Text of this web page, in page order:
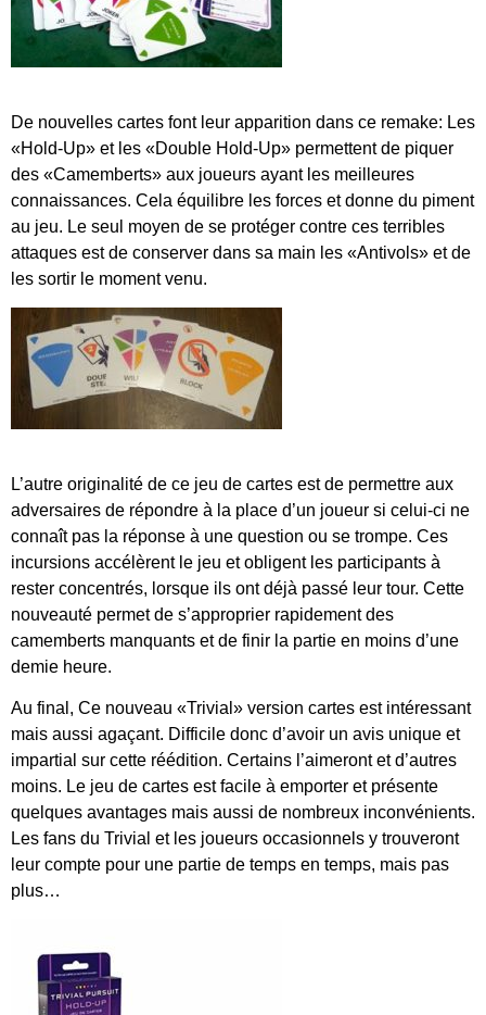
De nouvelles cartes font leur apparition dans ce remake: Les
«Hold-Up» et les «Double Hold-Up» permettent de piquer
des «Camemberts» aux joueurs ayant les meilleures
connaissances. Cela équilibre les forces et donne du piment
au jeu. Le seul moyen de se protéger contre ces terribles
attaques est de conserver dans sa main les «Antivols» et de
les sortir le moment venu.
L’autre originalité de ce jeu de cartes est de permettre aux
adversaires de répondre à la place d’un joueur si celui-ci ne
connaît pas la réponse à une question ou se trompe. Ces
incursions accélèrent le jeu et obligent les participants à
rester concentrés, lorsque ils ont déjà passé leur tour. Cette
nouveauté permet de s’approprier rapidement des
camemberts manquants et de finir la partie en moins d’une
demie heure.
Au final, Ce nouveau «Trivial» version cartes est intéressant
mais aussi agaçant. Difficile donc d’avoir un avis unique et
impartial sur cette réédition. Certains l’aimeront et d’autres
moins. Le jeu de cartes est facile à emporter et présente
quelques avantages mais aussi de nombreux inconvénients.
Les fans du Trivial et les joueurs occasionnels y trouveront
leur compte pour une partie de temps en temps, mais pas
plus…